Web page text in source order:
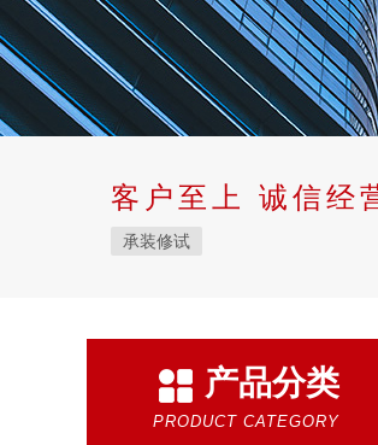
客户至上 诚信经
承装修试
产品分类
PRODUCT CATEGORY